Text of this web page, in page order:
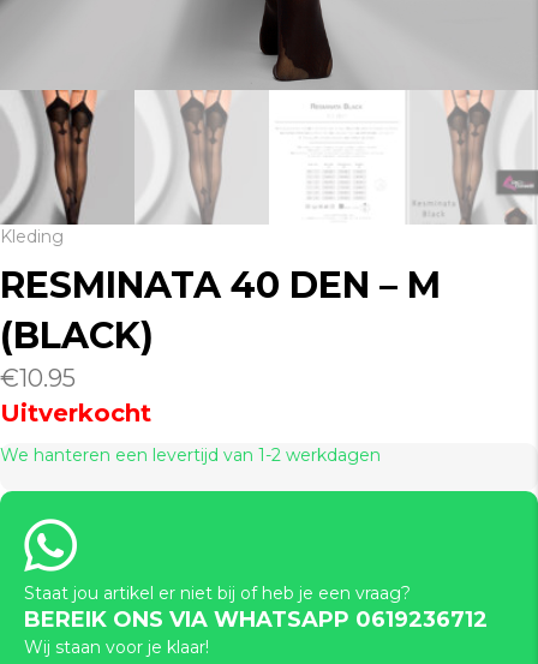
Kleding
RESMINATA 40 DEN – M
(BLACK)
€10.95
Uitverkocht
We hanteren een levertijd van 1-2 werkdagen
Staat jou artikel er niet bij of heb je een vraag?
BEREIK ONS VIA WHATSAPP 0619236712
Wij staan voor je klaar!